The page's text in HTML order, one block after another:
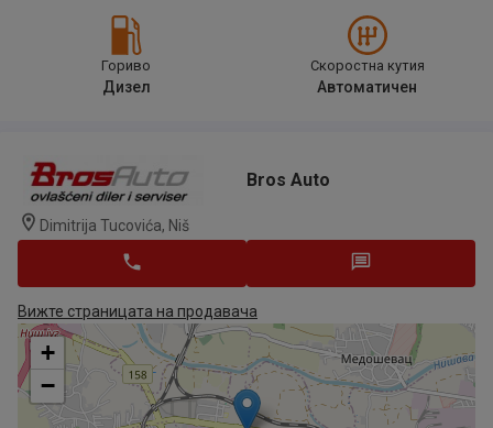
Гориво
Дизел
Скоростна кутия
Автоматичен
Bros Auto
Dimitrija Tucovića, Niš
Вижте страницата на продавача
+
−